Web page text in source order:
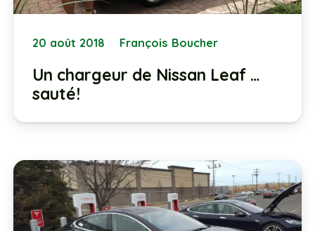
20 août 2018 François Boucher
Un chargeur de Nissan Leaf …
sauté!